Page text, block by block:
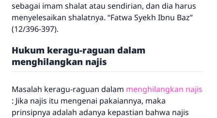
sebagai imam shalat atau sendirian, dan dia harus
menyelesaikan shalatnya. “Fatwa Syekh Ibnu Baz”
(12/396-397).
Hukum keragu-raguan dalam
menghilangkan najis
Masalah keragu-raguan dalam menghilangkan najis
: Jika najis itu mengenai pakaiannya, maka
prinsipnya adalah adanya kepastian bahwa najis